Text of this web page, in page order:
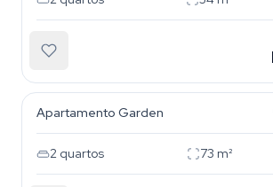
Apartamento Garden
2 quartos 73 m²